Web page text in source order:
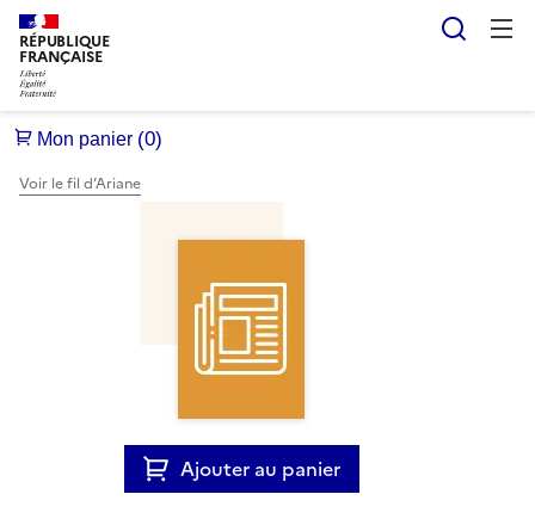
RÉPUBLIQUE
FRANÇAISE
Voir le fil d’Ariane
Ajouter au panier